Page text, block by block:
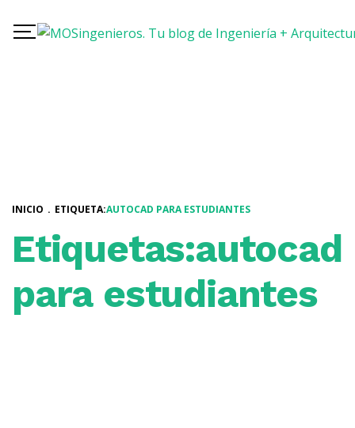
Etiquetas:autocad
para estudiantes
INICIO . ETIQUETA:AUTOCAD PARA ESTUDIANTES